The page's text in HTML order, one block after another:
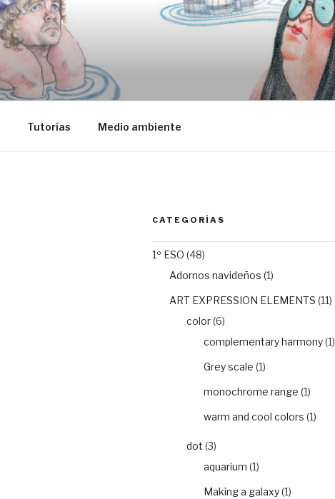
Tutorías Medio ambiente
CATEGORÍAS
1º ESO (48)
Adornos navideños (1)
ART EXPRESSION ELEMENTS (11)
color(6)
complementary harmony(1)
Grey scale (1)
monochrome range (1)
warm and cool colors (1)
dot (3)
aquarium (1)
Making a galaxy(1)